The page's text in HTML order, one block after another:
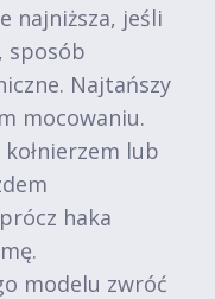
najniższa, jeśli
sposób
Najtańszy
mocowaniu.
lub
haka
modelu zwróć